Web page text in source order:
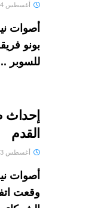
أغسطس 14, 2024
أصوات
بونو
للسوبر
إحداث
القدم
أغسطس 13, 2024
أصوات
وقعت